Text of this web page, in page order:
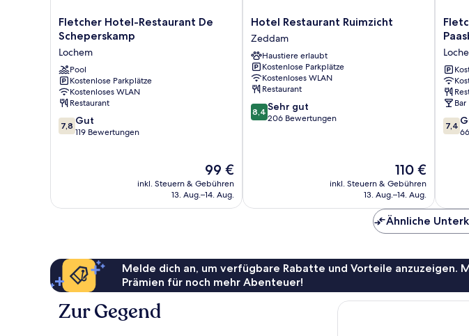
Fletcher
Hotel-
Restaurant
De
Scheperskamp
Lochem
Fletcher Hotel-Restaurant De
Scheperskamp
Lochem
Pool
Kostenlose Parkplätze
Kostenloses WLAN
Restaurant
7.8
von
7,8 Gut
119 Bewertungen
Der
Preis
beträgt
99 €
inkl. Steuern & Gebühren
13. Aug.–14. Aug.
Hotel
Restaurant
Ruimzicht
Zeddam
Hotel Restaurant Ruimzicht
Zeddam
Haustiere erlaubt
Kostenlose Parkplätze
Kostenloses WLAN
Restaurant
8.4
von
8,4 Sehr gut
206 Bewertungen
Der
Preis
beträgt
110 €
inkl. Steuern & Gebühren
13. Aug.–14. Aug.
Bar
7.4
von
7,4
Ähnliche
Melde dich an, um verfügbare Rabatte und Vorteile anzuzeigen.
Prämien für noch mehr Abenteuer!
Zur Gegend